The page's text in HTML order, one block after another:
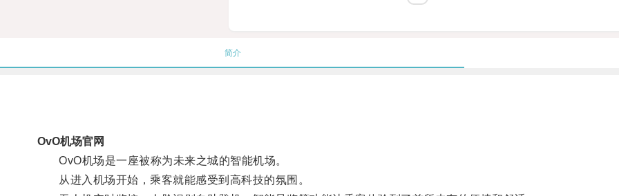
简介
OvO机场官网
OvO机场是一座被称为未来之城的智能机场。
从进入机场开始，乘客就能感受到高科技的氛围。